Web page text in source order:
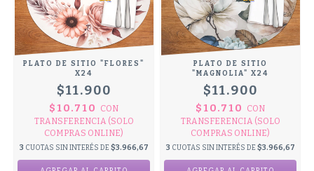
PLATO DE SITIO "FLORES"
X24
$11.900
$10.710
CON
TRANSFERENCIA (SOLO
COMPRAS ONLINE)
3 CUOTAS SIN INTERÉS DE $3.966,67
PLATO DE SITIO
"MAGNOLIA" X24
$11.900
$10.710
CON
TRANSFERENCIA (SOLO
COMPRAS ONLINE)
3 CUOTAS SIN INTERÉS DE $3.966,67